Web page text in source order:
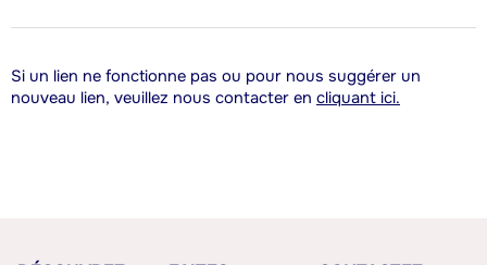
Si un lien ne fonctionne pas ou pour nous suggérer un
nouveau lien, veuillez nous contacter en cliquant ici.